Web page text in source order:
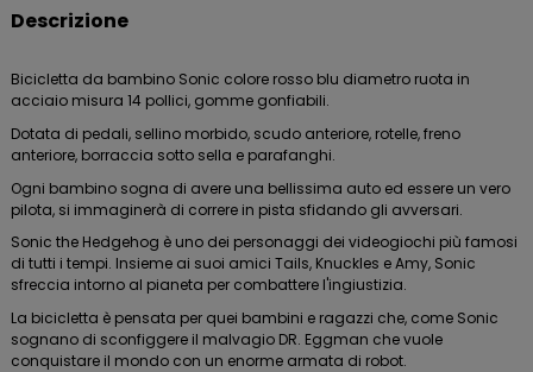
Descrizione
Bicicletta da bambino Sonic colore rosso blu diametro ruota in
acciaio misura 14 pollici, gomme gonfiabili.
Dotata di pedali, sellino morbido, scudo anteriore, rotelle, freno
anteriore, borraccia sotto sella e parafanghi.
Ogni bambino sogna di avere una bellissima auto ed essere un vero
pilota, si immaginerà di correre in pista sfidando gli avversari.
Sonic the Hedgehog è uno dei personaggi dei videogiochi più famosi
di tutti i tempi. Insieme ai suoi amici Tails, Knuckles e Amy, Sonic
sfreccia intorno al pianeta per combattere l'ingiustizia.
La bicicletta è pensata per quei bambini e ragazzi che, come Sonic
sognano di sconfiggere il malvagio DR. Eggman che vuole
conquistare il mondo con un enorme armata di robot.